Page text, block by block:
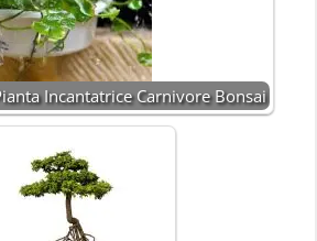
Incantatrice Carnivore Bonsai